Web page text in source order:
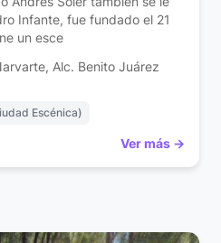
Infante, fue fundado el 21
un esce
Alc. Benito Juárez
Escénica)
Ver más →